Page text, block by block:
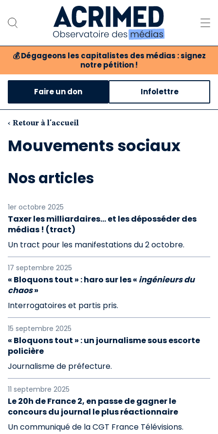
💰 Dégageons les capitalistes des médias : signez
notre pétition !
Notre association
Notre critique des médias
Nos propositions
Notre revue
Boutique
Faire un don Infolettre
‹ Retour à l'accueil
Mouvements sociaux
Nos articles
1er octobre 2025
Taxer les milliardaires… et les déposséder des
médias ! (tract)
Un tract pour les manifestations du 2 octobre.
17 septembre 2025
« Bloquons tout » : haro sur les « ingénieurs du
chaos»
Interrogatoires et partis pris.
15 septembre 2025
« Bloquons tout » : un journalisme sous escorte
policière
Journalisme de préfecture.
11 septembre 2025
Le 20h de France 2, en passe de gagner le
concours du journal le plus réactionnaire
Un communiqué de la CGT France Télévisions.